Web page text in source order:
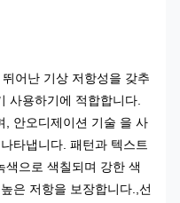
어난 기상 저항성을 갖추
사용하기에 적합합니다.
, 안오디제이션 기술 을 사
타냅니다. 패턴과 텍스트
색으로 색칠되며 강한 색
은 저항을 보장합니다.,선